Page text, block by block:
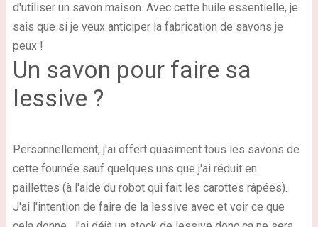
d'utiliser un savon maison. Avec cette huile essentielle, je
sais que si je veux anticiper la fabrication de savons je
peux !
Un savon pour faire sa
lessive ?
Personnellement, j'ai offert quasiment tous les savons de
cette fournée sauf quelques uns que j'ai réduit en
paillettes (à l'aide du robot qui fait les carottes râpées).
J'ai l'intention de faire de la lessive avec et voir ce que